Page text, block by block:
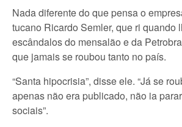
Nada diferente do que pensa o
tucano Ricardo Semler, que ri quando
escândalos do mensalão e da
que jamais se roubou tanto no país.
“Santa hipocrisia”, disse ele. “Já se
apenas não era publicado, não ia
sociais”.